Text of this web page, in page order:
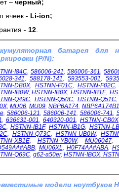
– черный;
ячеек - Li-ion;
- 12.
батарея для
(P/N):
I84C, 586006-241, 586006-361,
341, 588178-141, 593553-001,
DB0X, HSTNN-F01C, HSTNN-F02C
IB0W,HSTNN-IB0X, HSTNN-IB1E,
Q49C, HSTNN-Q50C, HSTNN-Q51C,
, MU06,MU09,NBP6A174, NBP6A174B1
, 586006-121, 586006-141, 586006-741,
, 636631-001, 640320-001, HSTNN-CB0X,
,HSTNN-IB1F, HSTNN-IB1G, HSTNN-
, HSTNN-Q73C, HSTNN-UB0W,
XB1E, HSTNN-YB0W, MU06047,
, MU06XL, H0F74AA#ABA,
Q69C, g62-a50er, HSTNN-IBOX,
модели ноутбуков